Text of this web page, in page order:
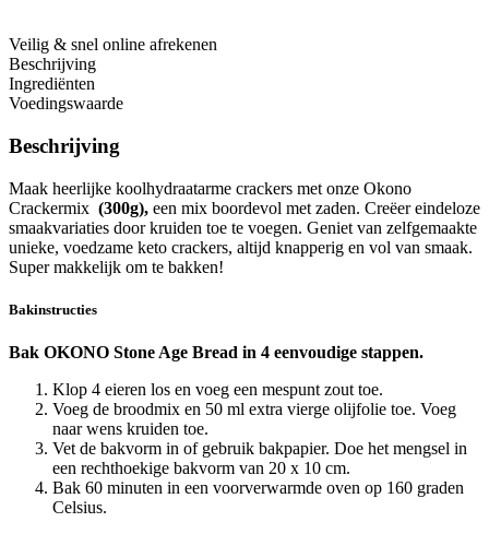
Veilig & snel online afrekenen
Beschrijving
Ingrediënten
Voedingswaarde
Beschrijving
Maak heerlijke koolhydraatarme crackers met onze Okono
Crackermix (300g), een mix boordevol met zaden. Creëer eindeloze
smaakvariaties door kruiden toe te voegen. Geniet van zelfgemaakte
unieke, voedzame keto crackers, altijd knapperig en vol van smaak.
Super makkelijk om te bakken!
Bakinstructies
Bak OKONO Stone Age Bread in 4 eenvoudige stappen.
Klop 4 eieren los en voeg een mespunt zout toe.
Voeg de broodmix en 50 ml extra vierge olijfolie toe. Voeg
naar wens kruiden toe.
Vet de bakvorm in of gebruik bakpapier. Doe het mengsel in
een rechthoekige bakvorm van 20 x 10 cm.
Bak 60 minuten in een voorverwarmde oven op 160 graden
Celsius.